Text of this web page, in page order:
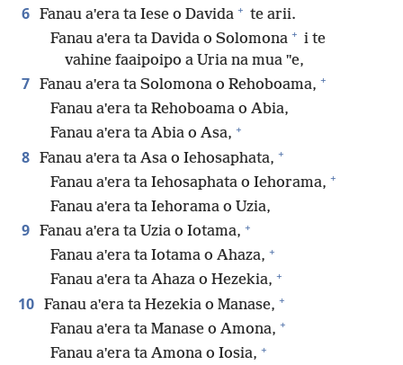
6 Fanau aˈera ta Iese o Davida + te arii.
Fanau aˈera ta Davida o Solomona + i te
vahine faaipoipo a Uria na mua ˈˈe,
7 Fanau aˈera ta Solomona o Rehoboama, +
Fanau aˈera ta Rehoboama o Abia,
Fanau aˈera ta Abia o Asa, +
8 Fanau aˈera ta Asa o Iehosaphata, +
Fanau aˈera ta Iehosaphata o Iehorama, +
Fanau aˈera ta Iehorama o Uzia,
9 Fanau aˈera ta Uzia o Iotama, +
Fanau aˈera ta Iotama o Ahaza, +
Fanau aˈera ta Ahaza o Hezekia, +
10 Fanau aˈera ta Hezekia o Manase, +
Fanau aˈera ta Manase o Amona, +
Fanau aˈera ta Amona o Iosia, +